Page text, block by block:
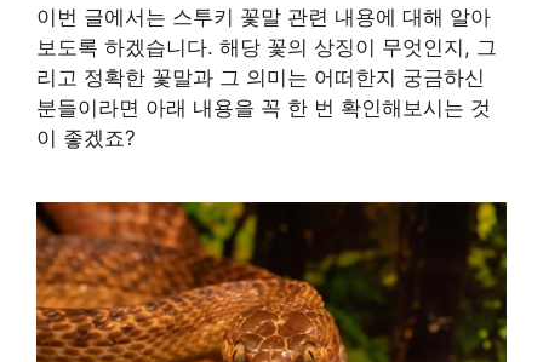
이번 글에서는 스투키 꽃말 관련 내용에 대해 알아
보도록 하겠습니다. 해당 꽃의 상징이 무엇인지, 그
리고 정확한 꽃말과 그 의미는 어떠한지 궁금하신
분들이라면 아래 내용을 꼭 한 번 확인해보시는 것
이 좋겠죠?